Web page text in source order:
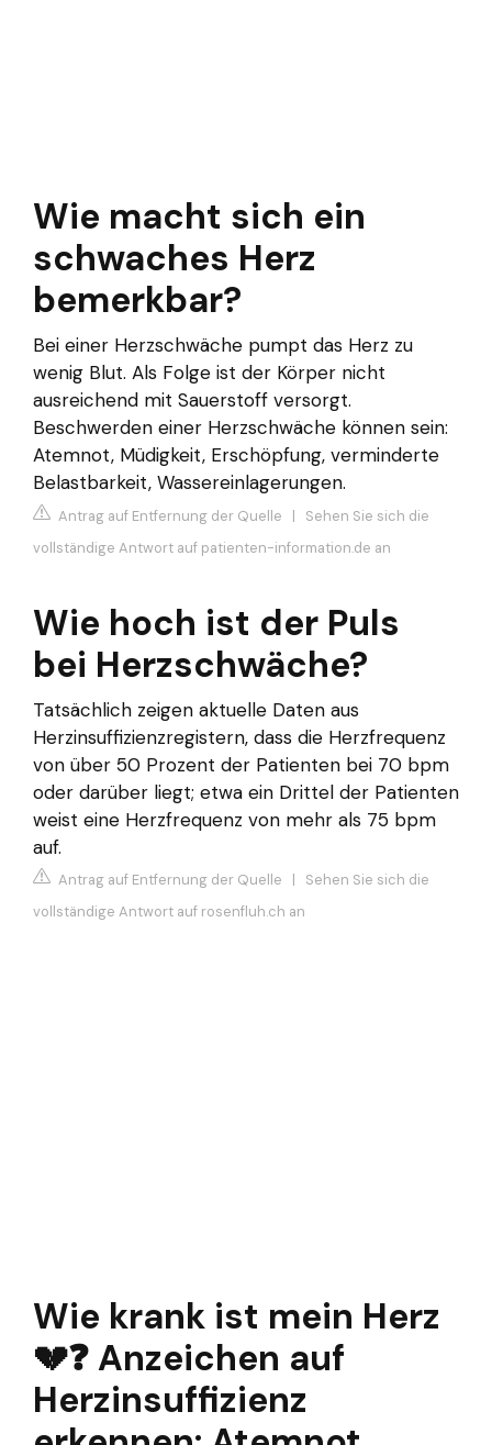
Wie macht sich ein
schwaches Herz
bemerkbar?
Bei einer Herzschwäche pumpt das Herz zu
wenig Blut. Als Folge ist der Körper nicht
ausreichend mit Sauerstoff versorgt.
Beschwerden einer Herzschwäche können sein:
Atemnot, Müdigkeit, Erschöpfung, verminderte
Belastbarkeit, Wassereinlagerungen.
Antrag auf Entfernung der Quelle | Sehen Sie sich die
vollständige Antwort auf patienten-information.de an
Wie hoch ist der Puls
bei Herzschwäche?
Tatsächlich zeigen aktuelle Daten aus
Herzinsuffizienzregistern, dass die Herzfrequenz
von über 50 Prozent der Patienten bei 70 bpm
oder darüber liegt; etwa ein Drittel der Patienten
weist eine Herzfrequenz von mehr als 75 bpm
auf.
Antrag auf Entfernung der Quelle | Sehen Sie sich die
vollständige Antwort auf rosenfluh.ch an
Wie krank ist mein Herz
💔❓ Anzeichen auf
Herzinsuffizienz